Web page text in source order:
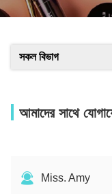
সকল বিভাগ
আমাদের সাথে
Miss. Amy